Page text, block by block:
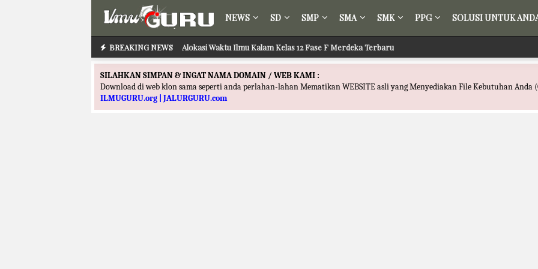
NEWS SD SMP SMA SMK PPG SOLUSI UNTUK
BREAKING NEWS Alokasi Waktu Ilmu Kalam Kelas 12 Fase F Merdeka Terbaru
SILAHKAN SIMPAN & INGAT NAMA DOMAIN / WEB KAMI :
Download di web klon sama seperti anda perlahan-lahan Mematikan WEBSITE asli yang Menyediakan File Kebutuhan Anda
ILMUGURU.org | JALURGURU.com